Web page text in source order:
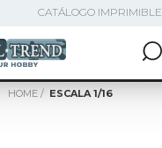
CATÁLOGO IMPRIMIBLE
HOME ESCALA 1/16